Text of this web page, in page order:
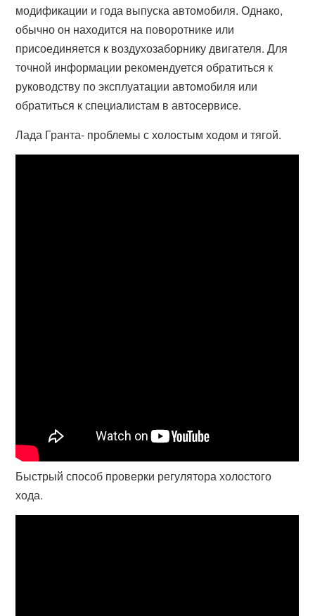
модификации и года выпуска автомобиля. Однако,
обычно он находится на поворотнике или
присоединяется к воздухозаборнику двигателя. Для
точной информации рекомендуется обратиться к
руководству по эксплуатации автомобиля или
обратиться к специалистам в автосервисе.
Лада Гранта- проблемы с холостым ходом и тягой.
Быстрый способ проверки регулятора холостого
хода.